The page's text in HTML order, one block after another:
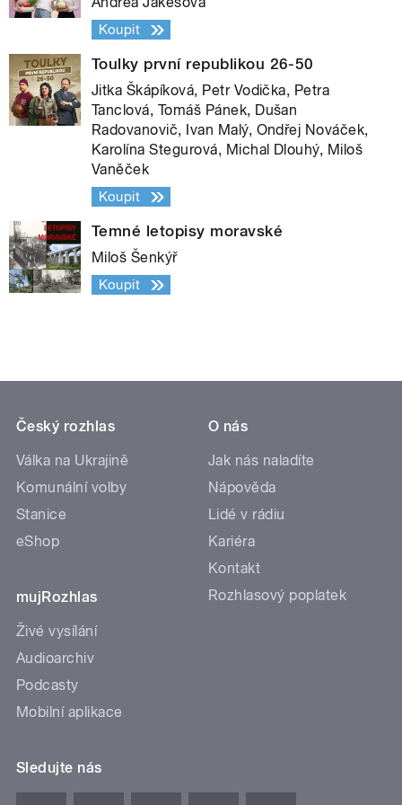
Koupit
Toulky první republikou 26-50
Jitka Škápíková, Petr Vodička, Petra
Tanclová, Tomáš Pánek, Dušan
Radovanovič, Ivan Malý, Ondřej Nováček,
Karolína Stegurová, Michal Dlouhý, Miloš
Vaněček
Koupit
Temné letopisy moravské
Miloš Šenkýř
Koupit
Český rozhlas
Válka na Ukrajině
Komunální volby
Stanice
eShop
mujRozhlas
Živé vysílání
Audioarchiv
Podcasty
Mobilní aplikace
O nás
Jak nás naladíte
Nápověda
Lidé v rádiu
Kariéra
Kontakt
Rozhlasový poplatek
Sledujte nás